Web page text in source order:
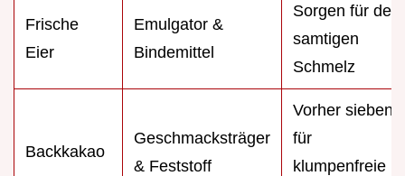
Frische
Eier
Emulgator &
Bindemittel
Sorgen für den
samtigen
Schmelz
Backkakao
Geschmacksträger
& Feststoff
Vorher sieben
für
klumpenfreie